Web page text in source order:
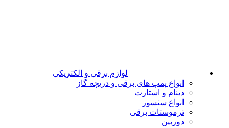
لوازم برقی و الکتریکی
انواع پمپ های برقی و دریچه گاز
دینام و استارت
انواع سنسور
ترموستات برقی
دوربین